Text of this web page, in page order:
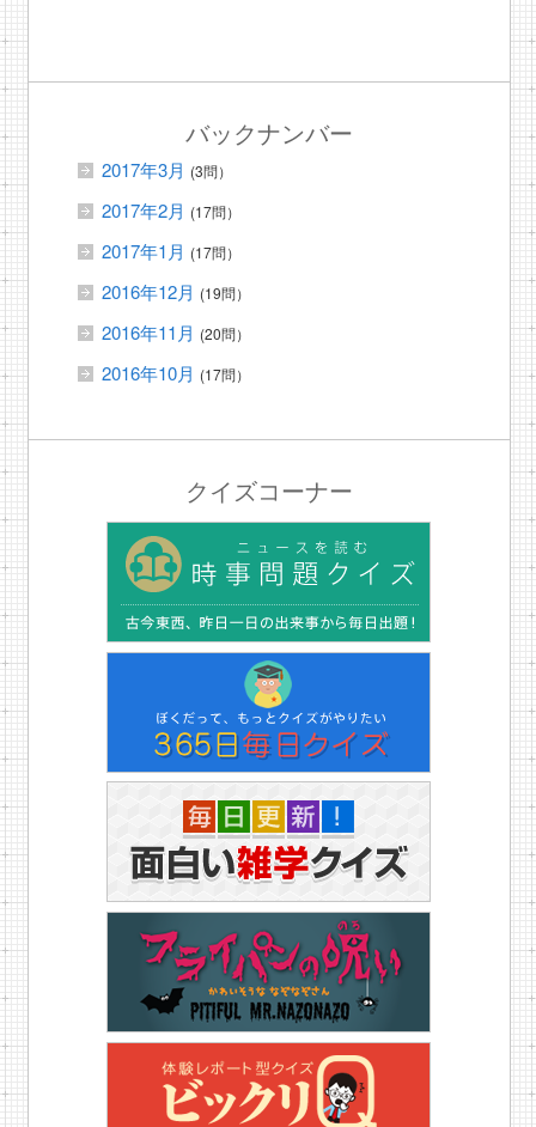
バックナンバー
2017年3月 (3問）
2017年2月 (17問）
2017年1月 (17問）
2016年12月 (19問）
2016年11月 (20問）
2016年10月 (17問）
クイズコーナー